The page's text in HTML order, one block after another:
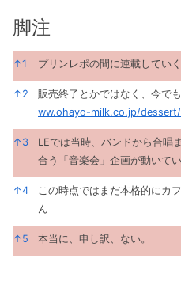
脚注
脚注
↑1 プリンレポの間に連載していく
↑ 2 販売終了とかではなく、今で
ww.ohayo-milk.co.jp/
↑ 3
LEでは当時、バンドから合唱
合う「音楽会」企画が動いて
↑4
この時点ではまだ本格的にカ
ん
↑ 5 本当に、申し訳、ない。